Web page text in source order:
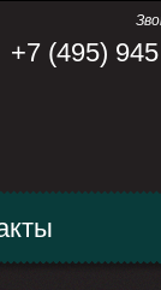
+7 (495)